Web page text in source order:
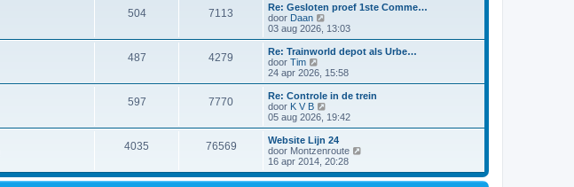
e
r
i
t
a
t
s
e
e
r
i
h
t
k
a
a
t
s
e
e
r
i
c
h
t
504 7113
Re: Gesloten proef 1ste Comme…
door Daan
e
k
i
k
a
a
t
s
e
b
e
r
03 aug 2026, 13:03
487 4279
Re: Trainworld depot als Urbe…
door Tim
e
k
i
j
k
a
a
t
s
t
24 apr 2026, 15:58
597 7770
Re: Controle in de trein
door K V B
e
k
i
j
k
a
05 aug 2026, 19:42
4035 76569
Website Lijn 24
door Montzenroute
k
i
16 apr 2014, 20:28